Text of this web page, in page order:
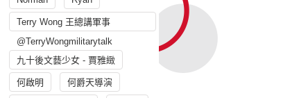
Terry Wong 王總講軍事
@TerryWongmilitarytalk
九十後文藝少女 - 賈雅緻
何啟明 何爵天導演